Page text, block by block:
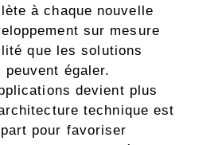
à chaque nouvelle
sur mesure
que les solutions
égaler.
devient plus
technique est
pour favoriser